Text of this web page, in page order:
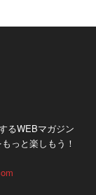
るWEBマガジン
っと楽しもう！